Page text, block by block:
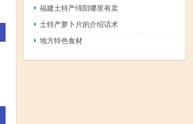
福建土特产绵阳哪里有卖
土特产萝卜片的介绍话术
地方特色食材